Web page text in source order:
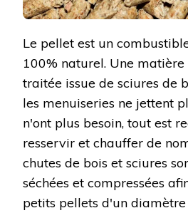
Le pellet est un
100% naturel. Une
traitée issue de sciures de
les menuiseries ne jettent
n'ont plus besoin, tout est
resservir et chauffer de
chutes de bois et sciures
séchées et compressées
petits pellets d'un